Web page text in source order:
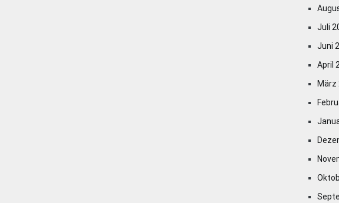
Juli
Juni
April
März